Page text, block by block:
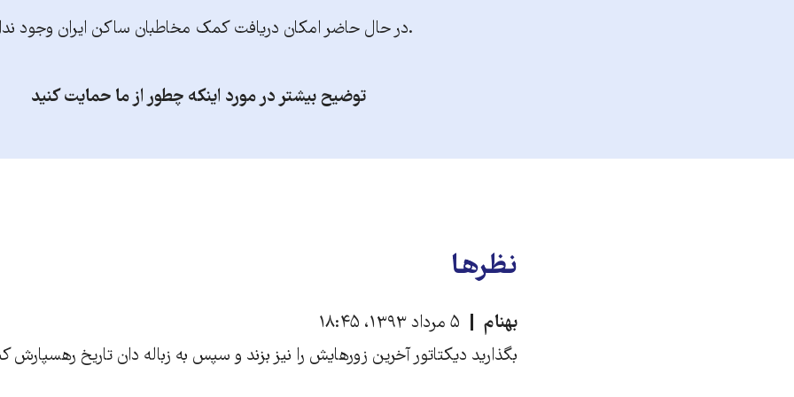
.در حال حاضر امکان دریافت کمک مخاطبان ساکن ایران وجود
توضیح بیشتر در مورد اینکه چطور از ما حمایت کنید
نظرها
بهنام
۵ مرداد ۱۳۹۳، ۱۸:۴۵
بگذارید دیکتاتور آخرین زورهایش را نیز بزند و سپس به زباله دان تاریخ رهسپارش